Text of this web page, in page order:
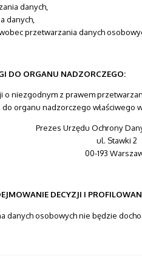
danych,
danych,
przetwarzania danych
DO ORGANU NADZORCZEGO:
o niezgodnym z prawem
organu nadzorczego właściwego
Prezes Urzędu Ochrony
ul. Stawki 2
00-193
DECYZJI I
danych osobowych nie będzie